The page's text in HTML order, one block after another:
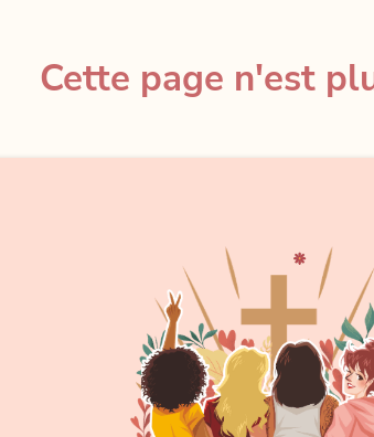
Cette page n'est